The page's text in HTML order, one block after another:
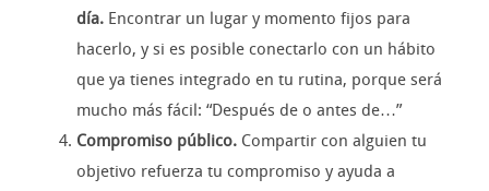
día. Encontrar un lugar y momento fijos para
hacerlo, y si es posible conectarlo con un hábito
que ya tienes integrado en tu rutina, porque será
mucho más fácil: “Después de o antes de…”
Compromiso público. Compartir con alguien tu
objetivo refuerza tu compromiso y ayuda a